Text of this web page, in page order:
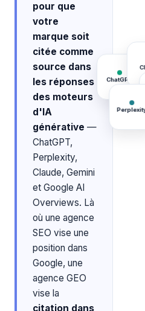
pour que
votre
marque soit
citée comme
source dans
les réponses
des moteurs
d'IA
générative —
ChatGPT,
Perplexity,
Claude, Gemini
et Google AI
Overviews. Là
où une agence
SEO vise une
position dans
Google, une
agence GEO
vise la
citation dans
ChatGPT
Perplexity